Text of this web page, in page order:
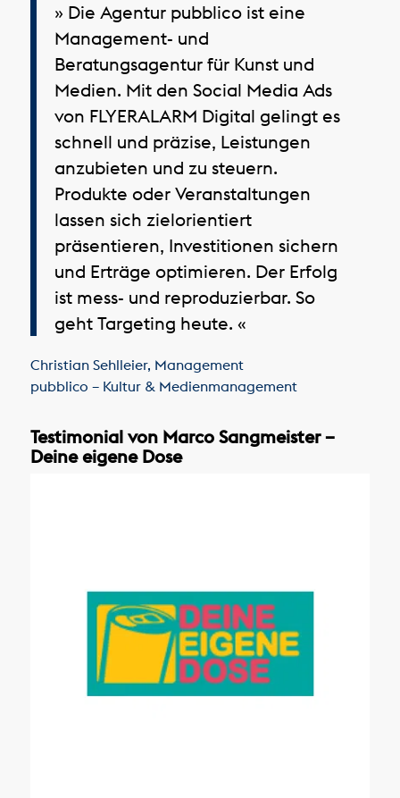
» Die Agentur pubblico ist eine
Management- und
Beratungsagentur für Kunst und
Medien. Mit den Social Media Ads
von FLYERALARM Digital gelingt es
schnell und präzise, Leistungen
anzubieten und zu steuern.
Produkte oder Veranstaltungen
lassen sich zielorientiert
präsentieren, Investitionen sichern
und Erträge optimieren. Der Erfolg
ist mess- und reproduzierbar. So
geht Targeting heute. «
Christian Sehlleier, Management
pubblico – Kultur & Medienmanagement
Testimonial von Marco Sangmeister –
Deine eigene Dose